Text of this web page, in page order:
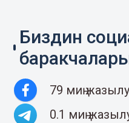
Биздин
79 миң
0.1 миң